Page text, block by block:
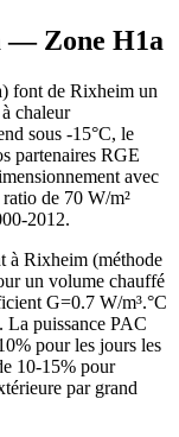
— Zone H1a
font de Rixheim un
chaleur
sous -15°C, le
partenaires RGE
avec
de 70 W/m²
2012.
à Rixheim (méthode
un volume chauffé
G=0.7 W/m³.°C
puissance PAC
pour les jours les
10-15% pour
par grand